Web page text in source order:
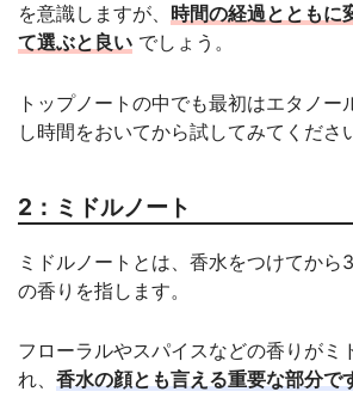
を意識しますが、 時間の経過とともに
て選ぶと良い でしょう。
トップノートの中でも最初はエタノー
し時間をおいてから試してみてくださ
2：ミドルノート
ミドルノートとは、香水をつけてか
の香りを指します。
フローラルやスパイスなどの香りがミ
れ、 香水の顔とも言える重要な部分で